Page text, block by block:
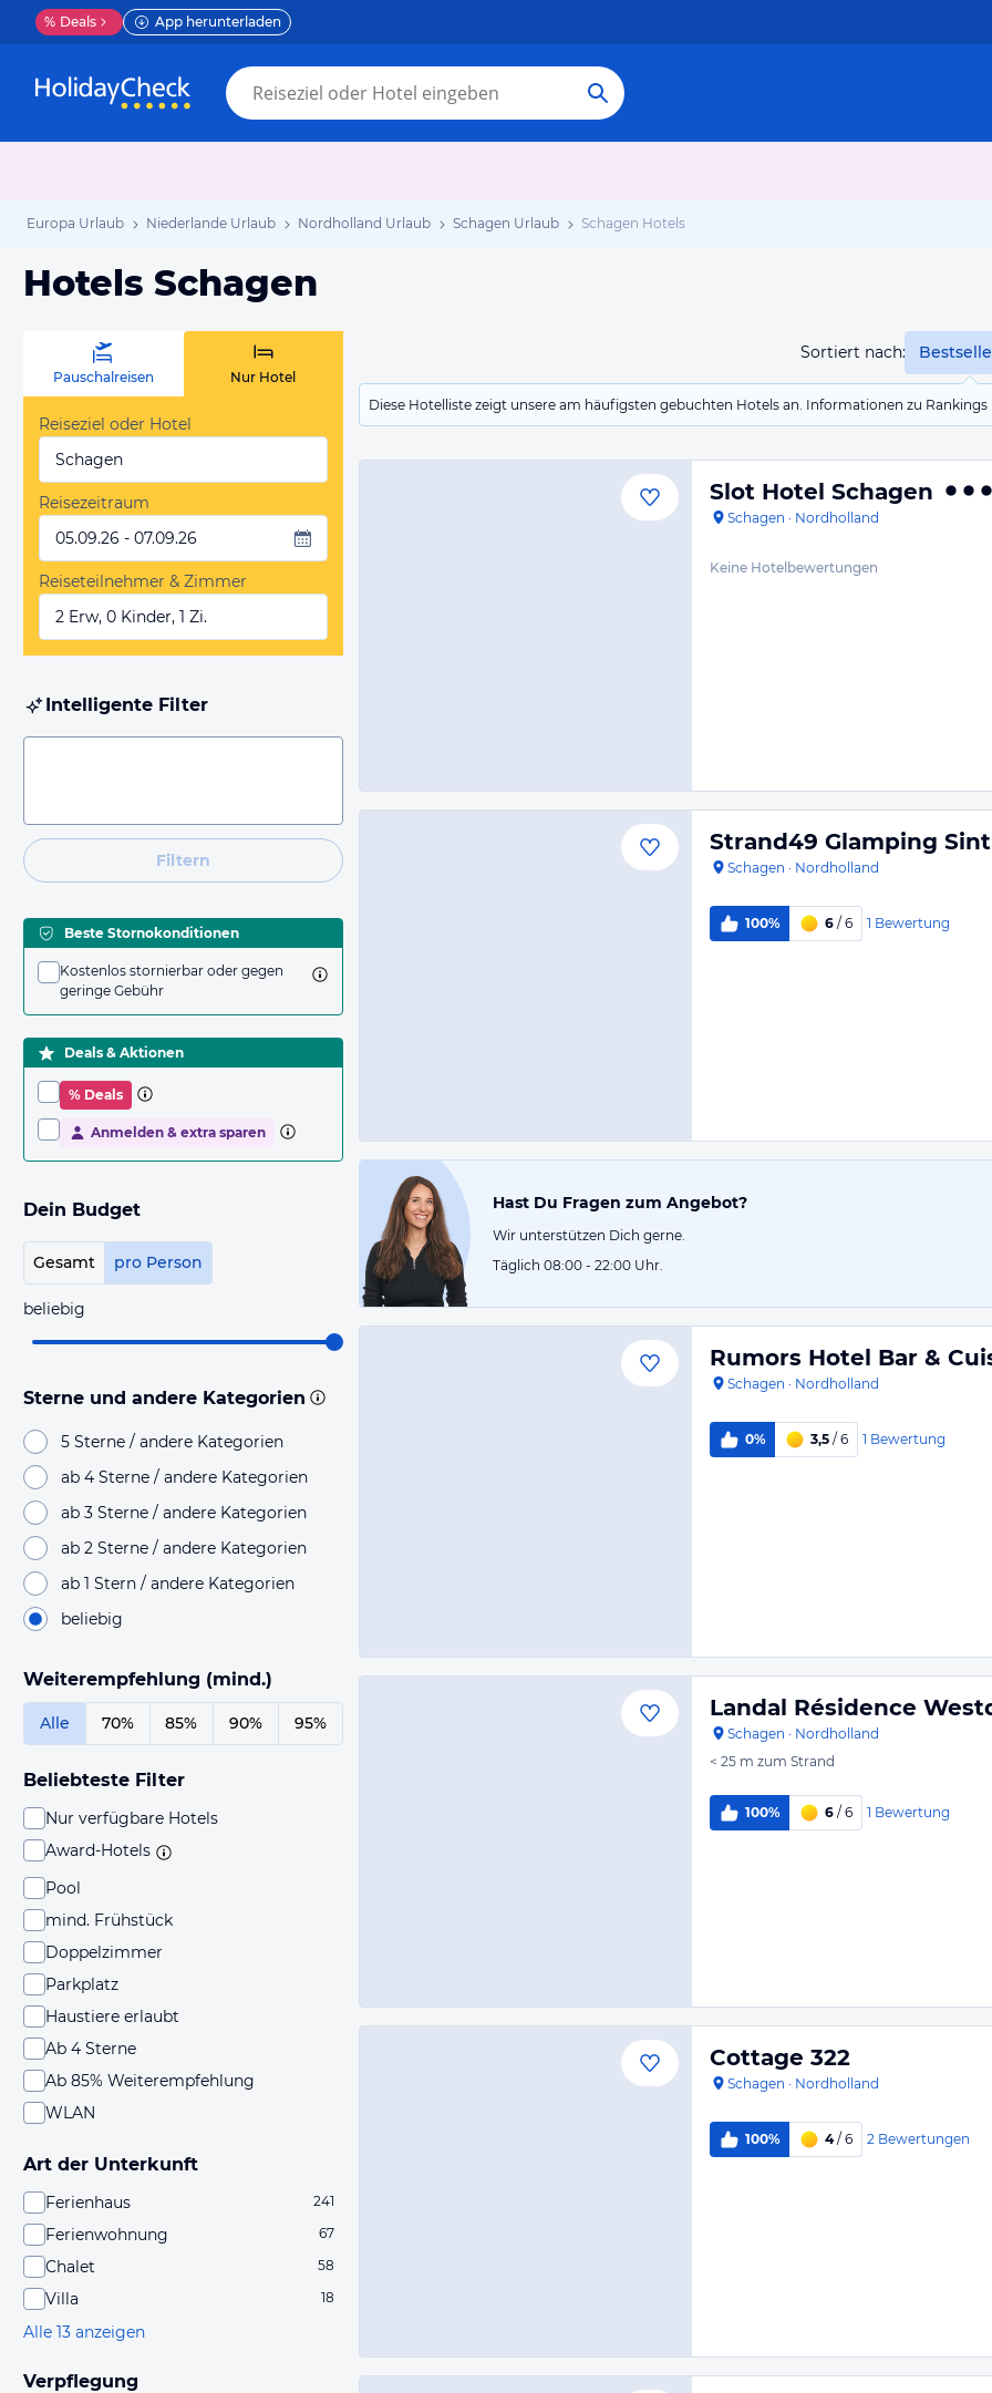
% Deals App herunterladen
Europa Urlaub Niederlande Urlaub Nordholland Urlaub Schagen Urlaub Schagen Hotels
Hotels Schagen
Sortiert nach:
Diese Hotelliste zeigt unsere am häufigsten gebuchten Hotels an. Informationen zu
Pauschalreisen Nur Hotel
Reiseziel oder Hotel
Schagen
Reisezeitraum
05.09.26 - 07.09.26
Reiseteilnehmer & Zimmer
2 Erw, 0 Kinder, 1 Zi.
Intelligente Filter
Filtern
Beste Stornokonditionen
Kostenlos stornierbar oder gegen
geringe Gebühr
Deals & Aktionen
% Deals
Anmelden & extra sparen
Dein Budget
Gesamt pro Person
beliebig
Sterne und andere Kategorien
5 Sterne / andere Kategorien
ab 4 Sterne / andere Kategorien
ab 3 Sterne / andere Kategorien
ab 2 Sterne / andere Kategorien
ab 1 Stern / andere Kategorien
beliebig
Weiterempfehlung (mind.)
Alle 70% 85% 90% 95%
Beliebteste Filter
Nur verfügbare Hotels
Award-Hotels
Pool
mind. Frühstück
Doppelzimmer
Parkplatz
Haustiere erlaubt
Ab 4 Sterne
Ab 85% Weiterempfehlung
WLAN
Art der Unterkunft
Ferienhaus 241
Ferienwohnung 67
Chalet 58
Villa 18
Alle 13 anzeigen
Verpflegung
Slot Hotel Schagen
Schagen · Nordholland
Keine Hotelbewertungen
Strand49 Glamping
Schagen · Nordholland
100% 6 / 6 1 Bewertung
Hast Du Fragen zum Angebot?
Wir unterstützen Dich gerne.
Täglich 08:00 - 22:00 Uhr.
Rumors Hotel Bar &
Schagen · Nordholland
0% 3,5 / 6 1 Bewertung
Landal Résidence
Schagen · Nordholland
< 25 m zum Strand
100% 6 / 6 1 Bewertung
Cottage 322
Schagen · Nordholland
100% 4/ 6 2 Bewertungen